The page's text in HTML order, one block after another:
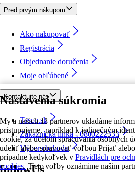
Nastavenia súkromia
My a našich 18 partnerov ukladáme
pristupujeme, napríklad k jedinečným
cookie, za účelom spracúvania osobných
udeliť alebo spravovať voľbou Prijať
prípadne kedykoľvek v Pravidlách pre
cookies. Tieto voľby oznámime našim
Pred prvým nákupom
Ako nakupovať
Registrácia
Objednanie doručenia
Moje obľúbené
Kontaktujte nás
Tesco.sk
Zákaznícka linka - 0800222333
Výber obchodu
followUs